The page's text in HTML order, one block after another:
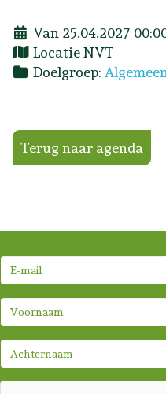
Van 25.04.2027
LocatieNVT
Doelgroep:
Terug naar agenda